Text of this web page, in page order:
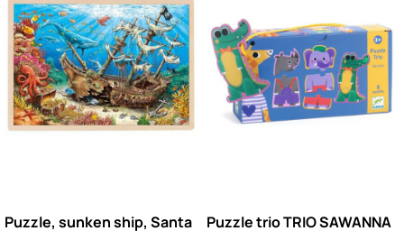
Puzzle, sunken ship, Santa
Puzzle trio TRIO SAWANNA